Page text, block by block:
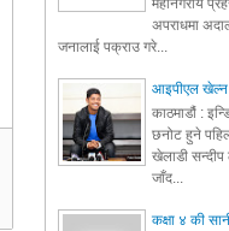
महानगरीय
अपराधमा
जनालाई पक्राउ गरे...
आइपीएल खेल्न
काठमाडौं :
छनोट हुने
खेलाडी सन्दीप
जाँद...
कक्षा ४ की